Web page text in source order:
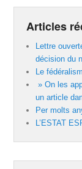
Articles
Lettre
décision du
Le
» On les
un article
Per molts
L’ESTAT